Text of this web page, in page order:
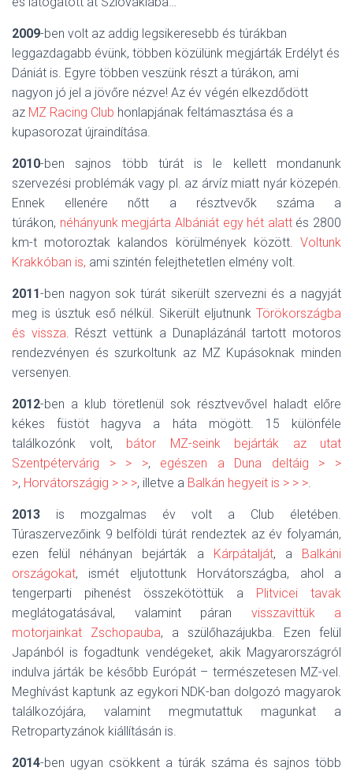
2009-ben volt az addig legsikeresebb és túrákban
leggazdagabb évünk, többen közülünk megjárták Erdélyt és
Dániát is. Egyre többen veszünk részt a túrákon, ami
nagyon jó jel a jövőre nézve! Az év végén elkezdődött
az MZ Racing Club honlapjának feltámasztása és a
kupasorozat újraindítása.
2010-ben sajnos több túrát is le kellett mondanunk
szervezési problémák vagy pl. az árvíz miatt nyár közepén.
Ennek ellenére nőtt a résztvevők száma a
túrákon, néhányunk megjárta Albániát egy hét alatt és 2800
km-t motoroztak kalandos körülmények között. Voltunk
Krakkóban is, ami szintén felejthetetlen elmény volt.
2011-ben nagyon sok túrát sikerült szervezni és a nagyját
meg is úsztuk eső nélkül. Sikerült eljutnunk Törökországba
és vissza. Részt vettünk a Dunaplázánál tartott motoros
rendezvényen és szurkoltunk az MZ Kupásoknak minden
versenyen.
2012-ben a klub töretlenül sok résztvevővel haladt előre
kékes füstöt hagyva a háta mögött. 15 különféle
találkozónk volt, bátor MZ-seink bejárták az utat
Szentpétervárig > > >, egészen a Duna deltáig > >
>, Horvátországig > > >, illetve a Balkán hegyeit is > > >.
2013 is mozgalmas év volt a Club életében.
Túraszervezőink 9 belföldi túrát rendeztek az év folyamán,
ezen felül néhányan bejárták a Kárpátalját, a Balkáni
országokat, ismét eljutottunk Horvátországba, ahol a
tengerparti pihenést összekötöttük a Plitvicei tavak
meglátogatásával, valamint páran visszavittük a
motorjainkat Zschopauba, a szülőhazájukba. Ezen felül
Japánból is fogadtunk vendégeket, akik Magyarországról
indulva járták be később Európát – természetesen MZ-vel.
Meghívást kaptunk az egykori NDK-ban dolgozó magyarok
találkozójára, valamint megmutattuk magunkat a
Retropartyzánok kiállításán is.
2014-ben ugyan csökkent a túrák száma és sajnos több